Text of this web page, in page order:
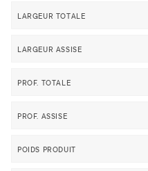
LARGEUR TOTALE
LARGEUR ASSISE
PROF. TOTALE
PROF. ASSISE
POIDS PRODUIT